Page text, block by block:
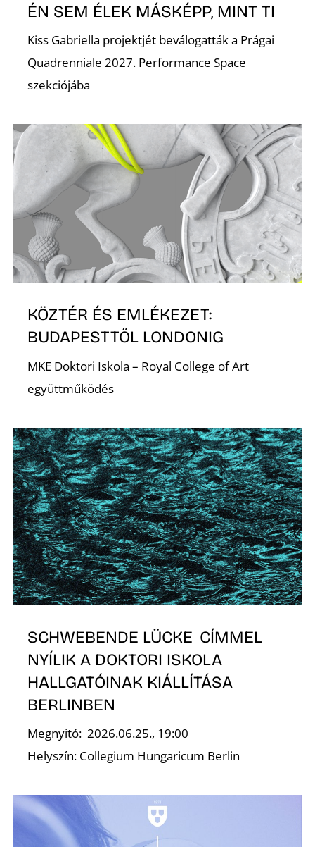
ÉN SEM ÉLEK MÁSKÉPP, MINT TI
Kiss Gabriella projektjét beválogatták a Prágai
Quadrenniale 2027. Performance Space
szekciójába
KÖZTÉR ÉS EMLÉKEZET:
BUDAPESTTŐL LONDONIG
MKE Doktori Iskola – Royal College of Art
együttműködés
SCHWEBENDE LÜCKE CÍMMEL
NYÍLIK A DOKTORI ISKOLA
HALLGATÓINAK KIÁLLÍTÁSA
BERLINBEN
Megnyitó: 2026.06.25., 19:00
Helyszín: Collegium Hungaricum Berlin